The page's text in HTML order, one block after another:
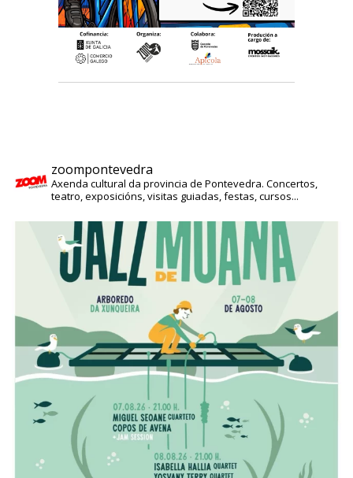
zoompontevedra
Axenda cultural da provincia de Pontevedra. Concertos,
teatro, exposicións, visitas guiadas, festas, cursos...